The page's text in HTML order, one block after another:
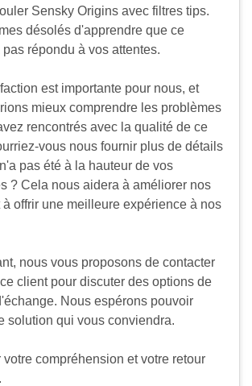
Sensky Origins avec filtres tips.
désolés d'apprendre que ce
répondu à vos attentes.
est importante pour nous, et
mieux comprendre les problèmes
rencontrés avec la qualité de ce
vous nous fournir plus de détails
pas été à la hauteur de vos
? Cela nous aidera à améliorer nos
à offrir une meilleure expérience à nos
nous vous proposons de contacter
client pour discuter des options de
Nous espérons pouvoir
solution qui vous conviendra.
votre compréhension et votre retour